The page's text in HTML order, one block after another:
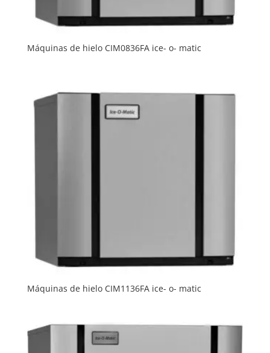
Máquinas de hielo CIM0836FA ice- o- matic
Máquinas de hielo CIM1136FA ice- o- matic